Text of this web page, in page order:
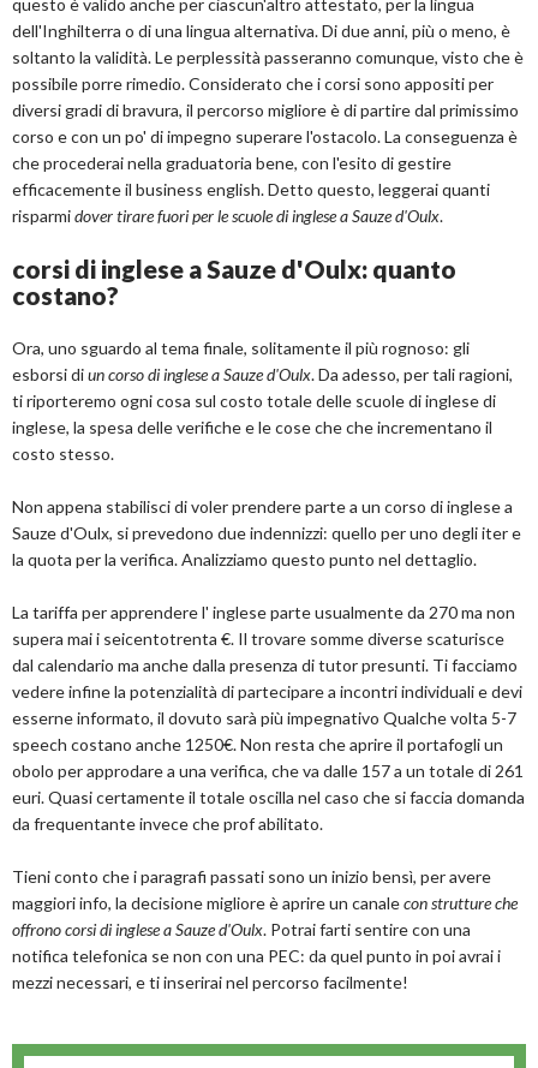
questo è valido anche per ciascun'altro attestato, per la lingua
dell'Inghilterra o di una lingua alternativa. Di due anni, più o meno, è
soltanto la validità. Le perplessità passeranno comunque, visto che è
possibile porre rimedio. Considerato che i corsi sono appositi per
diversi gradi di bravura, il percorso migliore è di partire dal primissimo
corso e con un po' di impegno superare l'ostacolo. La conseguenza è
che procederai nella graduatoria bene, con l'esito di gestire
efficacemente il business english. Detto questo, leggerai quanti
risparmidover tirare fuori per le scuole di inglese a Sauze d'Oulx.
corsi di inglese a Sauze d'Oulx: quanto
costano?
Ora, uno sguardo al tema finale, solitamente il più rognoso: gli
esborsi diun corso di inglese a Sauze d'Oulx. Da adesso, per tali ragioni,
ti riporteremo ogni cosa sul costo totale delle scuole di inglese di
inglese, la spesa delle verifiche e le cose che che incrementano il
costo stesso.
Non appena stabilisci di voler prendere parte a un corso di inglese a
Sauze d'Oulx, si prevedono due indennizzi: quello per uno degli iter e
la quota per la verifica. Analizziamo questo punto nel dettaglio.
La tariffa per apprendere l' inglese parte usualmente da 270 ma non
supera mai i seicentotrenta €. Il trovare somme diverse scaturisce
dal calendario ma anche dalla presenza di tutor presunti. Ti facciamo
vedere infine la potenzialità di partecipare a incontri individuali e devi
esserne informato, il dovuto sarà più impegnativo Qualche volta 5-7
speech costano anche 1250€. Non resta che aprire il portafogli un
obolo per approdare a una verifica, che va dalle 157 a un totale di 261
euri. Quasi certamente il totale oscilla nel caso che si faccia domanda
da frequentante invece che prof abilitato.
Tieni conto che i paragrafi passati sono un inizio bensì, per avere
maggiori info, la decisione migliore è aprire un canalecon strutture che
offrono corsi di inglese a Sauze d'Oulx. Potrai farti sentire con una
notifica telefonica se non con una PEC: da quel punto in poi avrai i
mezzi necessari, e ti inserirai nel percorso facilmente!